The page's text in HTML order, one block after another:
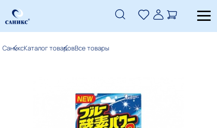
СаниксКаталог товаровВсе товары